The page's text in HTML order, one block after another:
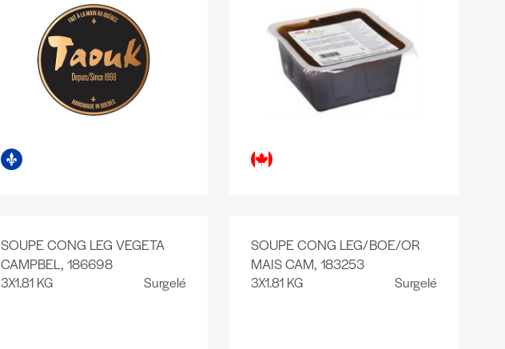
SOUPE CONG LEG VEGETA
CAMPBEL, 186698
3X1.81 KG Surgelé
SOUPE CONG LEG/BOE/OR
MAIS CAM, 183253
3X1.81 KG Surgelé